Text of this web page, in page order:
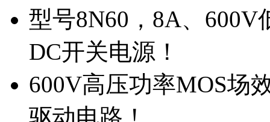
型号8N60，8A、
DC开关电源！
600V高压功率MOS场